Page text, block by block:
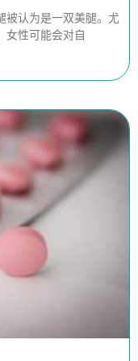
被认为是一双美腿。尤
女性可能会对自